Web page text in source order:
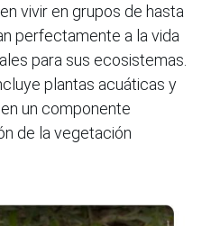
vivir en grupos de hasta
perfectamente a la vida
para sus ecosistemas.
plantas acuáticas y
un componente
de la vegetación